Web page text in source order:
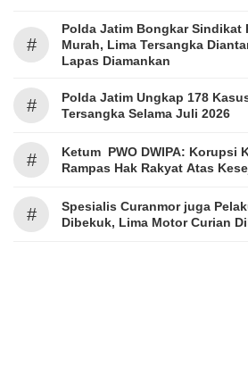
#
Polda Jatim Bongkar Sindikat
Murah, Lima Tersangka
Lapas Diamankan
#
Polda Jatim Ungkap 178
Tersangka Selama Juli 2026
#
Ketum PWO DWIPA: Korupsi
Rampas Hak Rakyat Atas
#
Spesialis Curanmor juga
Dibekuk, Lima Motor Curian